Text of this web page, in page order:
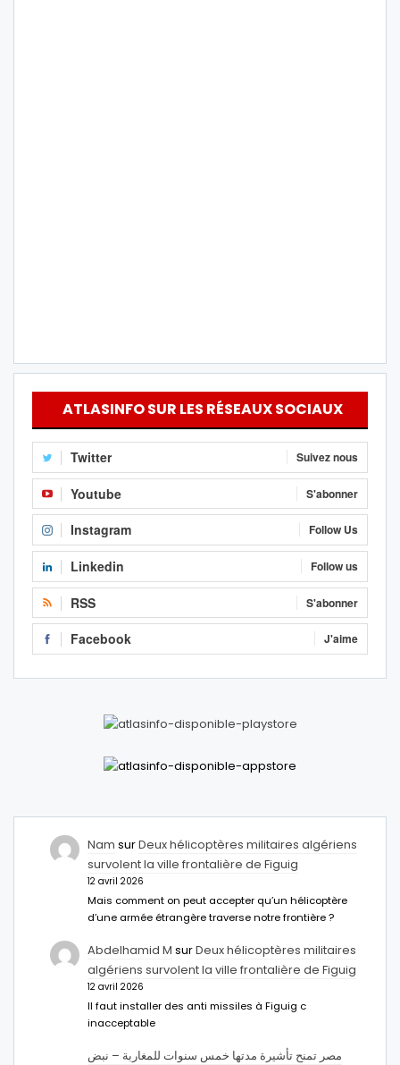
ATLASINFO SUR LES RÉSEAUX SOCIAUX
Twitter Suivez nous
Youtube S'abonner
Instagram Follow Us
Linkedin Follow us
RSS S'abonner
Facebook J'aime
Nam surDeux hélicoptères militaires algériens
survolent la ville frontalière de Figuig
12 avril 2026
Mais comment on peut accepter qu’un hélicoptère
d’une armée étrangère traverse notre frontière ?
Abdelhamid M surDeux hélicoptères militaires
algériens survolent la ville frontalière de Figuig
12 avril 2026
Il faut installer des anti missiles à Figuig c
inacceptable
مصر تمنح تأشيرة مدتها خمس سنوات للمغاربة – نبض